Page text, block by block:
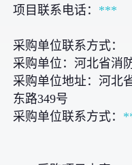
项目联系电话： ***
采购单位联系方式：
采购单位：河北省消
采购单位地址：河北
东路349号
采购单位联系方式：